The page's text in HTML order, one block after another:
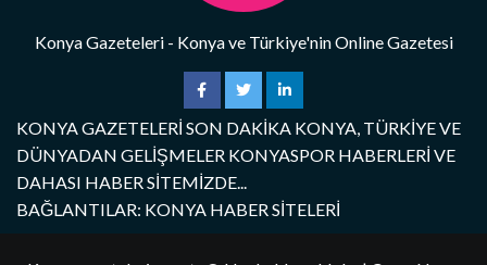
Konya Gazeteleri - Konya ve Türkiye'nin Online Gazetesi
KONYA GAZETELERİ SON DAKİKA KONYA, TÜRKİYE VE
DÜNYADAN GELİŞMELER KONYASPOR HABERLERİ VE
DAHASI HABER SİTEMİZDE...
BAĞLANTILAR: KONYA HABER SİTELERİ